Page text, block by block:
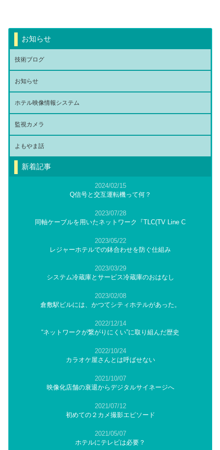
お知らせ
技術ブログ
お知らせ
ホテル映像情報システム
監視カメラ
よもやま話
新着記事
2024/02/15
Q信号と交互運転機って何？
2023/07/28
同軸ケーブルを用いたネットワーク『TLC(TV Line C
2023/05/22
レジャーホテルでの鉢合わせを防ぐ仕組み
2023/03/29
システム冷蔵庫とサービス冷蔵庫のおはなし
2023/02/08
倉敷駅ビルには、かつてシティホテルがあった。
2022/12/14
“ネットワークが繋がりにくい”に取り組んだ歴史
2022/10/24
カラオケ屋さんとは呼ばせない
2021/10/07
映像化店舗の衰退からデジタルサイネージへ
2021/07/12
初めての２カメ撮影エピソード
2021/05/07
ホテルにテレビは必要？